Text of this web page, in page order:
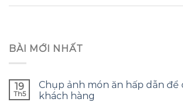
BÀI MỚI NHẤT
19
Th5
Chụp ảnh món ăn hấp dẫn
khách hàng